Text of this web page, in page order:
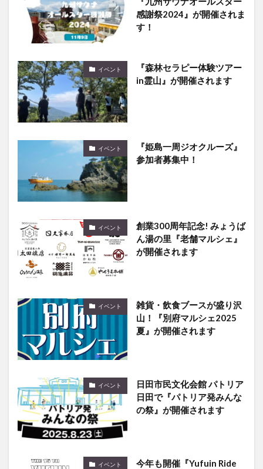
感謝祭2024』が開催されま
す！
イベント
『森林セラピー体験ツアー
in霊山』が開催されます
イベント
『姫島一周ジオクルーズ』
参加者募集中！
イベント
創業300周年記念! みょうば
ん湯の里『老舗マルシェ』
が開催されます
イベント
雑貨・飲食ブースが盛り沢
山！『別府マルシェ2025
夏』が開催されます
イベント
日田市民文化会館 パトリア
日田で『パトリア発みんな
の祭』が開催されます
イベント 今年も開催『Yufuin Ride